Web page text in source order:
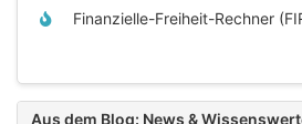
Finanzielle-Freiheit-Rechner
Aus dem Blog: News &